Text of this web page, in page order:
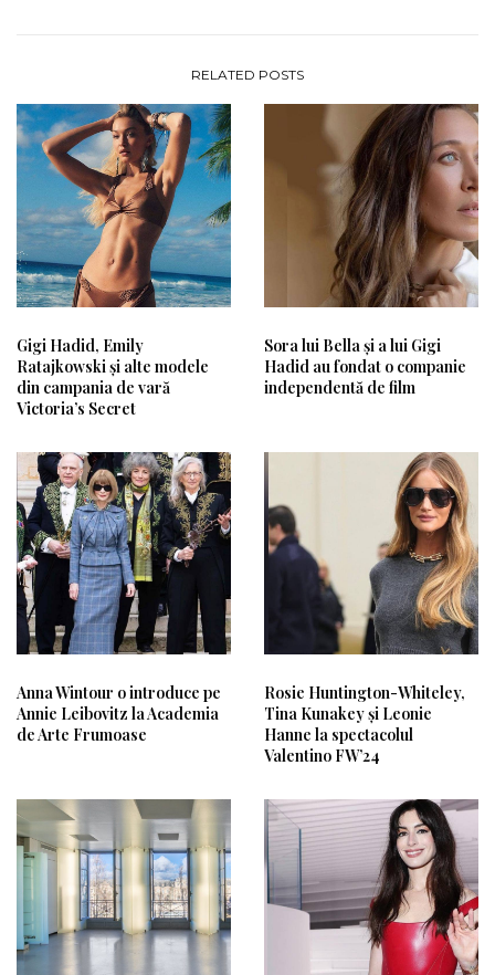
RELATED POSTS
Gigi Hadid, Emily
Ratajkowski și alte modele
din campania de vară
Victoria’s Secret
Sora lui Bella și a lui Gigi
Hadid au fondat o companie
independentă de film
Anna Wintour o introduce pe
Annie Leibovitz la Academia
de Arte Frumoase
Rosie Huntington-Whiteley,
Tina Kunakey și Leonie
Hanne la spectacolul
Valentino FW’24